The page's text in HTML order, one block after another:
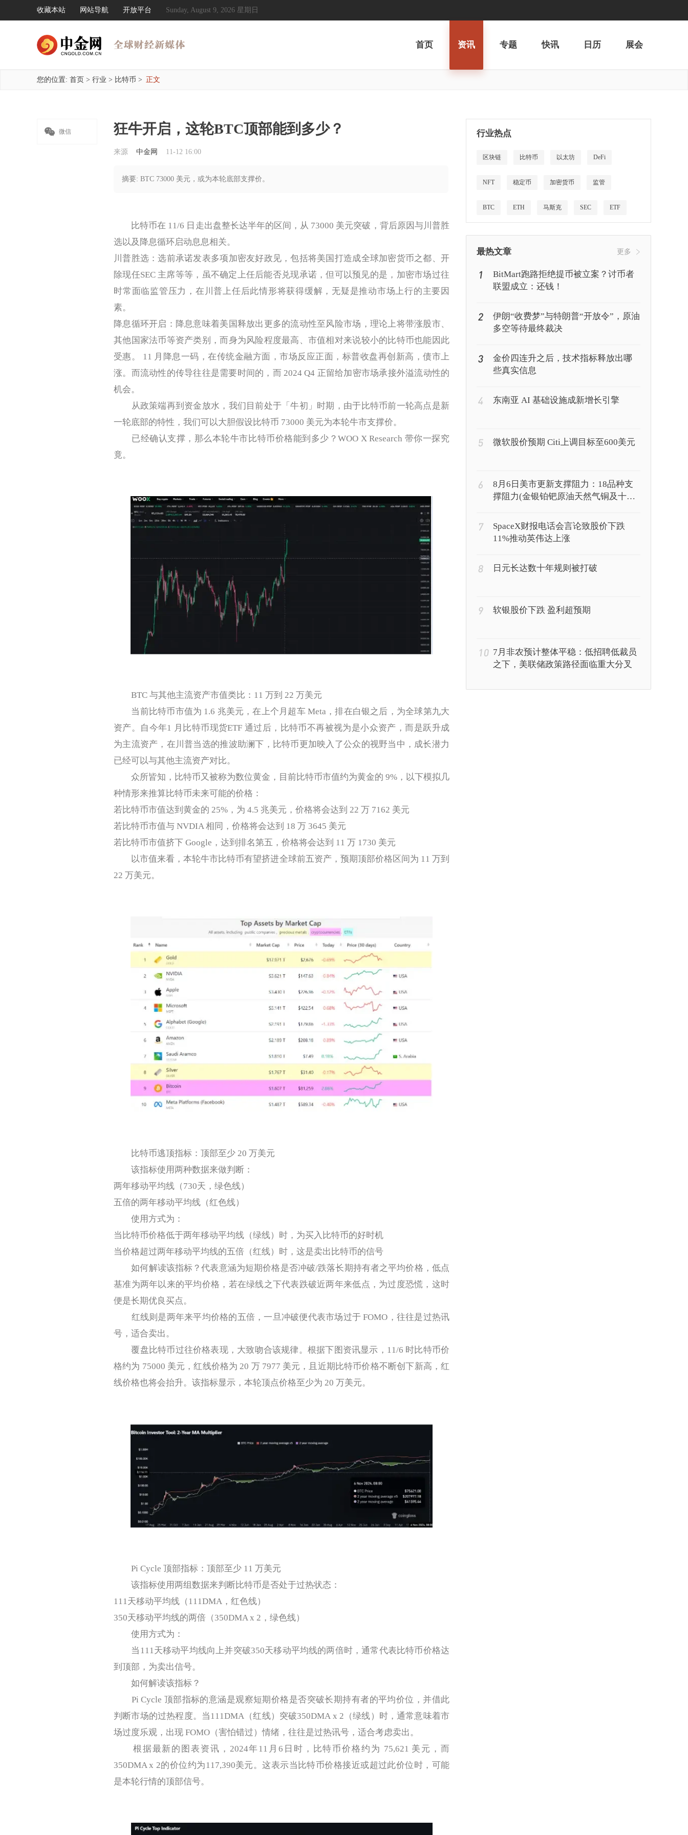
收藏本站 网站导航 开放平台 Sunday, August 9, 2026 星期日
首页 资讯 专题 快讯 日历 展会
您的位置: 首页 > 行业 > 比特币 > 正文
 微信 狂牛开启，这轮BTC顶部能到多少？
来源 中金网 11-12 16:00
摘要: BTC 73000 美元，或为本轮底部支撑价。
比特币在 11/6 日走出盘整长达半年的区间，从 73000 美元突破，背后原因与川普胜
选以及降息循环启动息息相关。
川普胜选：选前承诺发表多项加密友好政见，包括将美国打造成全球加密货币之都、开
除现任SEC 主席等等，虽不确定上任后能否兑现承诺，但可以预见的是，加密市场过往
时常面临监管压力，在川普上任后此情形将获得缓解，无疑是推动市场上行的主要因
素。
降息循环开启：降息意味着美国释放出更多的流动性至风险市场，理论上将带涨股市、
其他国家法币等资产类别，而身为风险程度最高、市值相对来说较小的比特币也能因此
受惠。 11 月降息一码，在传统金融方面，市场反应正面，标普收盘再创新高，债市上
涨。而流动性的传导往往是需要时间的，而 2024 Q4 正留给加密市场承接外溢流动性的
机会。
从政策端再到资金放水，我们目前处于「牛初」时期，由于比特币前一轮高点是新
一轮底部的特性，我们可以大胆假设比特币 73000 美元为本轮牛市支撑价。
已经确认支撑，那么本轮牛市比特币价格能到多少？WOO X Research 带你一探究
竟。
BTC 与其他主流资产市值类比：11 万到 22 万美元
当前比特币市值为 1.6 兆美元，在上个月超车 Meta，排在白银之后，为全球第九大
资产。自今年1 月比特币现货ETF 通过后，比特币不再被视为是小众资产，而是跃升成
为主流资产，在川普当选的推波助澜下，比特币更加映入了公众的视野当中，成长潜力
已经可以与其他主流资产对比。
众所皆知，比特币又被称为数位黄金，目前比特币市值约为黄金的 9%，以下模拟几
种情形来推算比特币未来可能的价格：
若比特币市值达到黄金的 25%，为 4.5 兆美元，价格将会达到 22 万 7162 美元
若比特币市值与 NVDIA 相同，价格将会达到 18 万 3645 美元
若比特币市值挤下 Google，达到排名第五，价格将会达到 11 万 1730 美元
以市值来看，本轮牛市比特币有望挤进全球前五资产，预期顶部价格区间为 11 万到
22 万美元。
比特币逃顶指标：顶部至少 20 万美元
该指标使用两种数据来做判断：
两年移动平均线（730天，绿色线）
五倍的两年移动平均线（红色线）
使用方式为：
当比特币价格低于两年移动平均线（绿线）时，为买入比特币的好时机
当价格超过两年移动平均线的五倍（红线）时，这是卖出比特币的信号
如何解读该指标？代表意涵为短期价格是否冲破/跌落长期持有者之平均价格，低点
基准为两年以来的平均价格，若在绿线之下代表跌破近两年来低点，为过度恐慌，这时
便是长期优良买点。
红线则是两年来平均价格的五倍，一旦冲破便代表市场过于 FOMO，往往是过热讯
号，适合卖出。
覆盘比特币过往价格表现，大致吻合该规律。根据下图资讯显示，11/6 时比特币价
格约为 75000 美元，红线价格为 20 万 7977 美元，且近期比特币价格不断创下新高，红
线价格也将会抬升。该指标显示，本轮顶点价格至少为 20 万美元。
Pi Cycle 顶部指标：顶部至少 11 万美元
该指标使用两组数据来判断比特币是否处于过热状态：
111天移动平均线（111DMA，红色线）
350天移动平均线的两倍（350DMA x 2，绿色线）
使用方式为：
当111天移动平均线向上并突破350天移动平均线的两倍时，通常代表比特币价格达
到顶部，为卖出信号。
如何解读该指标？
Pi Cycle 顶部指标的意涵是观察短期价格是否突破长期持有者的平均价位，并借此
判断市场的过热程度。当111DMA（红线）突破350DMA x 2（绿线）时，通常意味着市
场过度乐观，出现 FOMO（害怕错过）情绪，往往是过热讯号，适合考虑卖出。
根据最新的图表资讯，2024年11月6日时，比特币价格约为 75,621 美元，而
350DMA x 2的价位约为117,390美元。这表示当比特币价格接近或超过此价位时，可能
是本轮行情的顶部信号。
行业热点
区块链 比特币 以太坊 DeFi
NFT 稳定币 加密货币 监管
BTC ETH 马斯克 SEC ETF
最热文章 更多
1
BitMart跑路拒绝提币被立案？讨币者
联盟成立：还钱！
2
伊朗“收费梦”与特朗普“开放令”，原油
多空等待最终裁决
3
金价四连升之后，技术指标释放出哪
些真实信息
4 东南亚 AI 基础设施成新增长引擎
5 微软股价预期 Citi上调目标至600美元
6
8月6日美市更新支撑阻力：18品种支
撑阻力(金银铂钯原油天然气铜及十大
7
SpaceX财报电话会言论致股价下跌
11%推动英伟达上涨
8 日元长达数十年规则被打破
9 软银股价下跌 盈利超预期
10 7月非农预计整体平稳：低招聘低裁员
之下，美联储政策路径面临重大分叉